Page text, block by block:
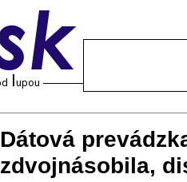
Dátová
zdvojnásobila,